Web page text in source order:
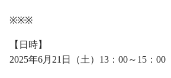
※※※
【日時】
2025年6月21日（土）13：00～15：00